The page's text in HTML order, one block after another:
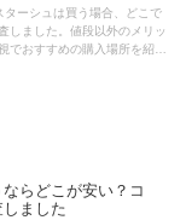
ーシュは買う場合、どこで
しました。値段以外のメリッ
でおすすめの購入場所を紹介
らどこが安い？コ
ました